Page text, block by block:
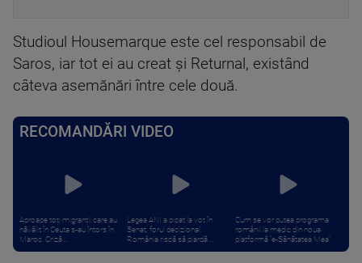
Studioul Housemarque este cel responsabil de
Saros, iar tot ei au creat și Returnal, existând
câteva asemănări între cele două.
RECOMANDĂRI VIDEO
Aproape toți migranții care au
năvălit în Ceuta s-au întors în
Maroc. Criză ...
Legea ANI a picat la vot în
Senat, forul decizional.
România riscă să piardă ...
Cum se vor putea programa
românii la medic din noua
platformă ”e-Sănătatea Mea”